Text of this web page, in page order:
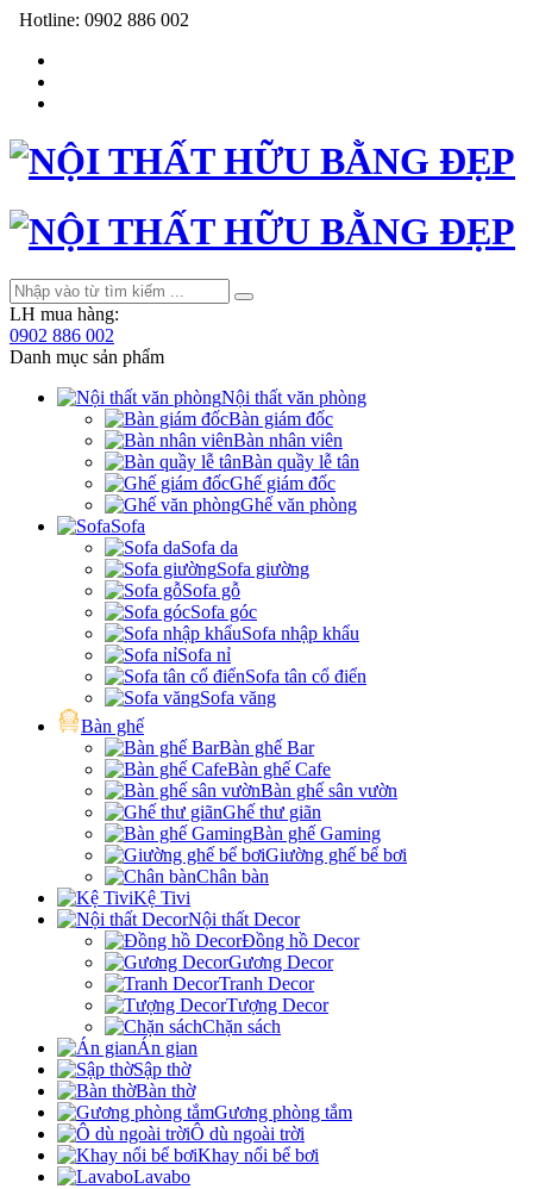
Hotline: 0902 886 002
LH mua hàng:
0902 886 002
Danh mục sản phẩm
Nội thất văn phòng
Bàn giám đốc
Bàn nhân viên
Bàn quầy lễ tân
Ghế giám đốc
Ghế văn phòng
Sofa
Sofa da
Sofa giường
Sofa gỗ
Sofa góc
Sofa nhập khẩu
Sofa nỉ
Sofa tân cổ điển
Sofa văng
Bàn ghế
Bàn ghế Bar
Bàn ghế Cafe
Bàn ghế sân vườn
Ghế thư giãn
Bàn ghế Gaming
Giường ghế bể bơi
Chân bàn
Kệ Tivi
Nội thất Decor
Đồng hồ Decor
Gương Decor
Tranh Decor
Tượng Decor
Chặn sách
Án gian
Sập thờ
Bàn thờ
Gương phòng tắm
Ô dù ngoài trời
Khay nổi bể bơi
Lavabo